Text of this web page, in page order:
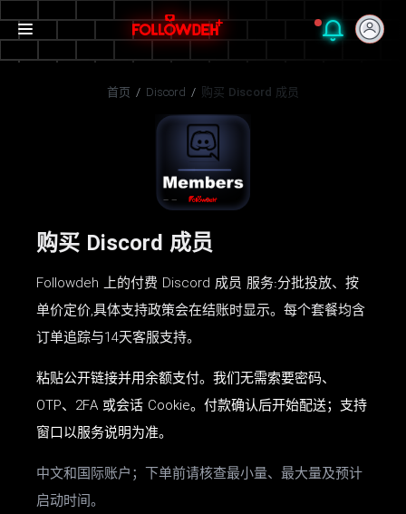
首页 / Discord / 购买 Discord 成员
购买 Discord 成员
Followdeh 上的付费 Discord 成员 服务:分批投放、按
单价定价,具体支持政策会在结账时显示。每个套餐均含
订单追踪与14天客服支持。
粘贴公开链接并用余额支付。我们无需索要密码、
OTP、2FA 或会话 Cookie。付款确认后开始配送；支持
窗口以服务说明为准。
中文和国际账户；下单前请核查最小量、最大量及预计
启动时间。